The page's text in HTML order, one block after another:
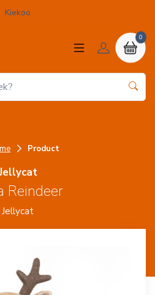
Kiekoo
0
Product
Reindeer
Jellycat